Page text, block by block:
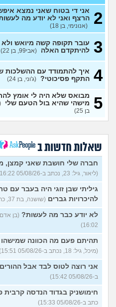
חושב להתאשפז *שוב* מרצון,
או לשכב באמצע הרחוב
(asdasd, בן 30)
מה לדעתכם אני צריך לעשות?
אני באמת שונא לקום כל יום
לעבוד
(אזרח, בן 20)
נקלעתי לעימות פיזי
(דורון,
נזכר במעשים מביכים מתקופה
רעה (אף_אחד, בן 29)
העבודה הפכה להיות אובססיה,
(אנונימי, בן 25)
הרס עצמי בזוגיות (ט אנונימית,
בת 23)
עדיין מוצצת אצבע כהרגעה,
מה ניתן לעשות?
(נרקיס, בת
30)
מסדר את ארון הילדות בבית
ההורים ומוצף בזכרונות. איך
להתמודד?
איך מפסיקים לפחד מזה שהזמן
עובר?
(אליזבת, בת 24)
עם מי אנשים מתייעצים כל
הזמן?
ורוצה לחזור לזה! (זלדוס, בן 22)
2
אני די בטוח שאני נמצא
הרצף ואני לא יודע מה
(אנונימי, בן 18)
3 עובר תקופה קשה מיואש ולא
להיתקדם האלה (אבי99, בן 22)
4 איך להתמודד עם ההשלכות
התקף פסיכוטי? (ג'וני, בן 24)
5
מבואס שלא היה לי אומץ
מישהי שהיא בול הטעם שלי
בן 25)
שאלות חדשות ב
חברה שלי חושבת שאני קמצן,
(ליאור, גיל: 23, נכתב ב-05/08/26 16:22)
גיליתי שבן זוגי היה בעבר עם
להיכרויות גברים (שושנה, בת 37, כתבה ב-05/08/26 16:13)
לא יודע כבר מה לעשות?
16:02)
תהיתם פעם מה הכוונה
(מיכל, גיל: 18, נכתב ב-05/08/26 15:51)
אני רוצה לטוס לבד אבל
ב-05/08/26 15:42)
חימושניק בגדוד הנדסה קרבית
כתב ב-05/08/26 15:33)